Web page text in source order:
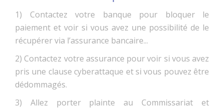
1) Contactez votre banque pour bloquer le
paiement et voir si vous avez une possibilité de le
récupérer via l’assurance bancaire...
2) Contactez votre assurance pour voir si vous avez
pris une clause cyberattaque et si vous pouvez être
dédommagés.
3) Allez porter plainte au Commissariat et